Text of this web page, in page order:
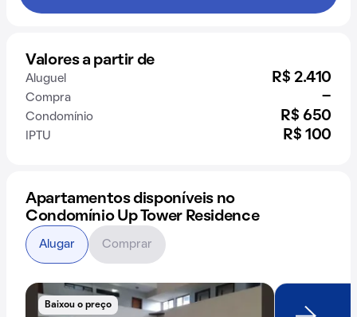
Valores a partir de
Aluguel R$ 2.410
Compra -
Condomínio R$ 650
IPTU R$ 100
Apartamentos disponíveis no
Condomínio Up Tower Residence
Baixou o preço
Alugar Comprar